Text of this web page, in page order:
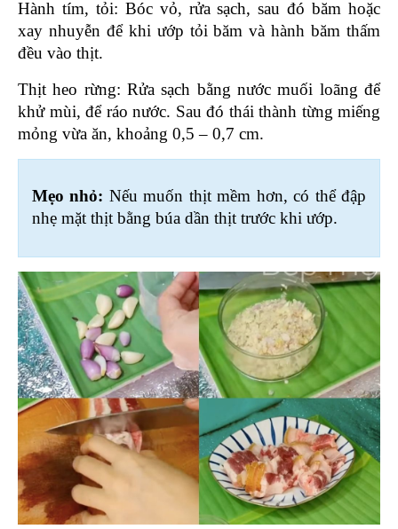
Hành tím, tỏi: Bóc vỏ, rửa sạch, sau đó băm hoặc
xay nhuyễn để khi ướp tỏi băm và hành băm thấm
đều vào thịt.
Thịt heo rừng: Rửa sạch bằng nước muối loãng để
khử mùi, để ráo nước. Sau đó thái thành từng miếng
mỏng vừa ăn, khoảng 0,5 – 0,7 cm.
Mẹo nhỏ: Nếu muốn thịt mềm hơn, có thể đập
nhẹ mặt thịt bằng búa dần thịt trước khi ướp.